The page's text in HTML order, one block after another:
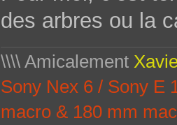
des arbres ou la
\\\\ Amicalement
Sony Nex 6 / Sony E
macro & 180 mm